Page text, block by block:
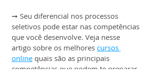
➞ Seu diferencial nos processos
seletivos pode estar nas competências
que você desenvolve. Veja nesse
artigo sobre os melhores cursos
online quais são as principais
competências que podem te preparar